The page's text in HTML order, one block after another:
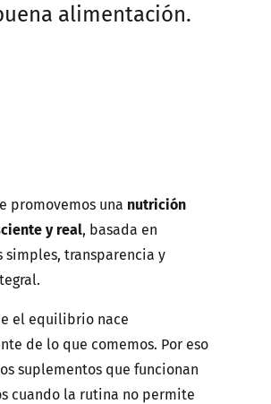
alimentación.
promovemos una nutrición
y real, basada en
simples, transparencia y
el equilibrio nace
de lo que comemos. Por eso
suplementos que funcionan
cuando la rutina no permite